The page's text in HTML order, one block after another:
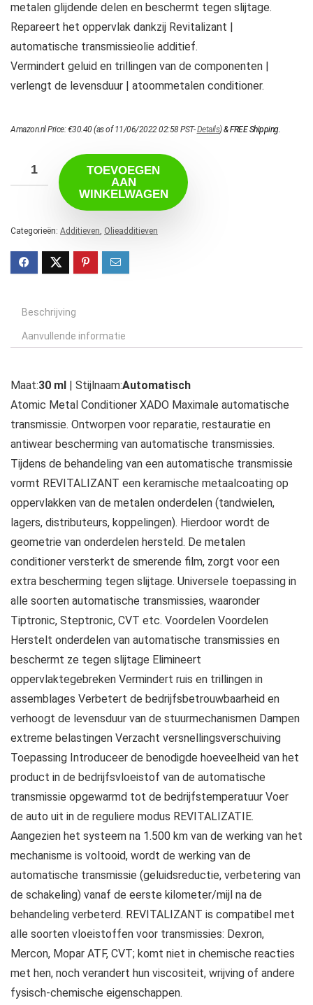
metalen glijdende delen en beschermt tegen slijtage.
Repareert het oppervlak dankzij Revitalizant |
automatische transmissieolie additief.
Vermindert geluid en trillingen van de componenten |
verlengt de levensduur | atoommetalen conditioner.
Amazon.nl Price:€30.40(as of 11/06/2022 02:58 PST-Details)&FREE Shipping.
TOEVOEGEN
AAN
WINKELWAGEN
Categorieën: Additieven, Olieadditieven
Beschrijving
Aanvullende informatie
Maat:30 ml | Stijlnaam:Automatisch
Atomic Metal Conditioner XADO Maximale automatische
transmissie. Ontworpen voor reparatie, restauratie en
antiwear bescherming van automatische transmissies.
Tijdens de behandeling van een automatische transmissie
vormt REVITALIZANT een keramische metaalcoating op
oppervlakken van de metalen onderdelen (tandwielen,
lagers, distributeurs, koppelingen). Hierdoor wordt de
geometrie van onderdelen hersteld. De metalen
conditioner versterkt de smerende film, zorgt voor een
extra bescherming tegen slijtage. Universele toepassing in
alle soorten automatische transmissies, waaronder
Tiptronic, Steptronic, CVT etc. Voordelen Voordelen
Herstelt onderdelen van automatische transmissies en
beschermt ze tegen slijtage Elimineert
oppervlaktegebreken Vermindert ruis en trillingen in
assemblages Verbetert de bedrijfsbetrouwbaarheid en
verhoogt de levensduur van de stuurmechanismen Dampen
extreme belastingen Verzacht versnellingsverschuiving
Toepassing Introduceer de benodigde hoeveelheid van het
product in de bedrijfsvloeistof van de automatische
transmissie opgewarmd tot de bedrijfstemperatuur Voer
de auto uit in de reguliere modus REVITALIZATIE.
Aangezien het systeem na 1.500 km van de werking van het
mechanisme is voltooid, wordt de werking van de
automatische transmissie (geluidsreductie, verbetering van
de schakeling) vanaf de eerste kilometer/mijl na de
behandeling verbeterd. REVITALIZANT is compatibel met
alle soorten vloeistoffen voor transmissies: Dexron,
Mercon, Mopar ATF, CVT; komt niet in chemische reacties
met hen, noch verandert hun viscositeit, wrijving of andere
fysisch-chemische eigenschappen.